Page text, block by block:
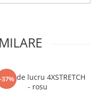
-37% de lucru 4XSTRETCH
- rosu